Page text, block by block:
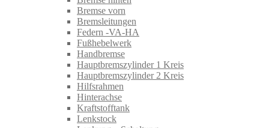
Bremse vorn
Bremsleitungen
Federn -VA-HA
Fußhebelwerk
Handbremse
Hauptbremszylinder 1 Kreis
Hauptbremszylinder 2 Kreis
Hilfsrahmen
Hinterachse
Kraftstofftank
Lenkstock